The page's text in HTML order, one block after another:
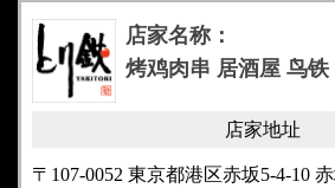
店家名称：
烤鸡肉串 居酒屋 鸟
店家地址
〒107-0052 東京都港区赤坂5-4-10